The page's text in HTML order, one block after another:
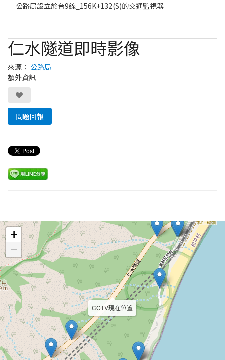
公路局設立於台9線_156K+132(S)的交通監視器
仁水隧道即時影像
來源： 公路局
額外資訊
問題回報
CCTV現在位置
+
−